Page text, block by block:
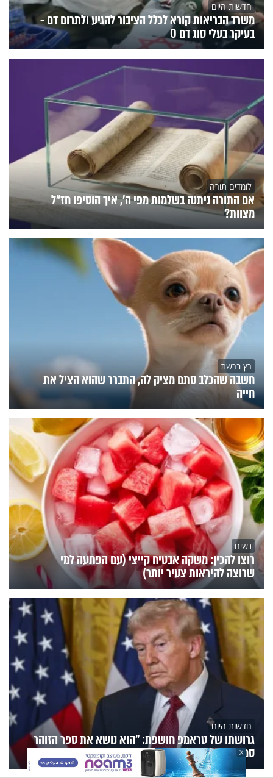
חדשות היום
משרד הבריאות קורא לכלל הציבור להגיע ולתרום דם -
בעיקר בעלי סוג דם O
לומדים תורה
אם התורה ניתנה בשלמות מפי ה', איך הוסיפו חז"ל
מצוות?
רץ ברשת
חשבה שהכלב סתם מציק לה, התברר שהוא הציל את
חייה
נשים
רוצו להכין: משקה אבטיח קייצי (עם הפתעה למי
שרוצה להיראות צעיר יותר)
חדשות היום
גרושתו של טראמפ חושפת: "הוא נושא את ספר הזוהר
סמוך לליבו"
X